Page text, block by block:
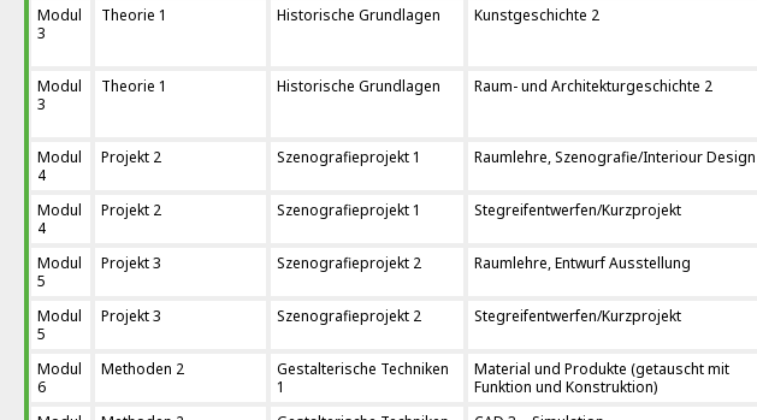
Modul
3
Theorie 1 Historische Grundlagen Kunstgeschichte 2
Modul
3
Theorie 1 Historische Grundlagen Raum- und Architekturgeschichte 2
Modul
4
Projekt 2 Szenografieprojekt 1 Raumlehre, Szenografie/Interiour Design
Modul
4
Projekt 2 Szenografieprojekt 1 Stegreifentwerfen/Kurzprojekt
Modul
5
Projekt 3 Szenografieprojekt 2 Raumlehre, Entwurf Ausstellung
Modul
5
Projekt 3 Szenografieprojekt 2 Stegreifentwerfen/Kurzprojekt
Modul
6
Methoden 2
Gestalterische Techniken
1
Material und Produkte (getauscht mit
Funktion und Konstruktion)